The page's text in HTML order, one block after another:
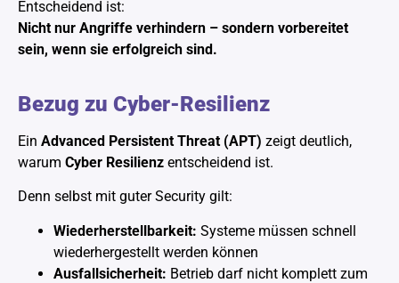
Entscheidend ist:
Nicht nur Angriffe verhindern – sondern vorbereitet
sein, wenn sie erfolgreich sind.
Bezug zu Cyber-Resilienz
Ein Advanced Persistent Threat (APT) zeigt deutlich,
warum Cyber Resilienz entscheidend ist.
Denn selbst mit guter Security gilt:
Wiederherstellbarkeit: Systeme müssen schnell
wiederhergestellt werden können
Ausfallsicherheit: Betrieb darf nicht komplett zum